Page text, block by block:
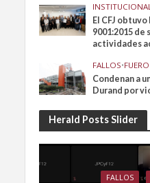
El CFJ
9001:2015 de
actividades
FALLOS•
Condenan a
Durand por
Herald Posts Slider
FALLOS